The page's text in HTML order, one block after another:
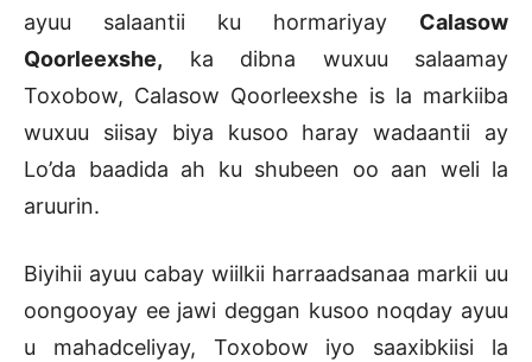
ayuu salaantii ku hormariyay Calasow
Qoorleexshe, ka dibna wuxuu salaamay
Toxobow, Calasow Qoorleexshe is la markiiba
wuxuu siisay biya kusoo haray wadaantii ay
Lo’da baadida ah ku shubeen oo aan weli la
aruurin.
Biyihii ayuu cabay wiilkii harraadsanaa markii uu
oongooyay ee jawi deggan kusoo noqday ayuu
u mahadceliyay, Toxobow iyo saaxibkiisi la